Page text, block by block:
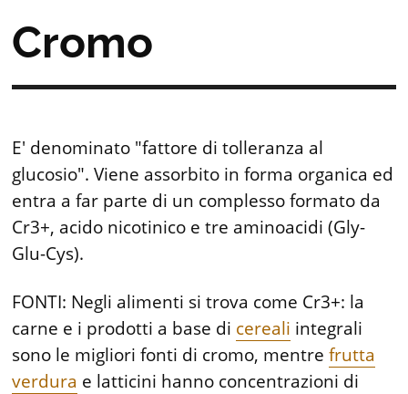
Cromo
E' denominato "fattore di tolleranza al
glucosio". Viene assorbito in forma organica ed
entra a far parte di un complesso formato da
Cr3+, acido nicotinico e tre aminoacidi (Gly-
Glu-Cys).
FONTI: Negli alimenti si trova come Cr3+: la
carne e i prodotti a base di cereali integrali
sono le migliori fonti di cromo, mentrefrutta
verdura e latticini hanno concentrazioni di